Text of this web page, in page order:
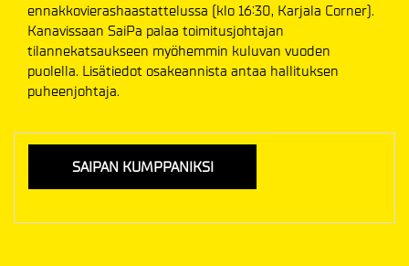
ennakkovierashaastattelussa (klo 16:30, Karjala Corner).
Kanavissaan SaiPa palaa toimitusjohtajan
tilannekatsaukseen myöhemmin kuluvan vuoden
puolella. Lisätiedot osakeannista antaa hallituksen
puheenjohtaja.
SAIPAN KUMPPANIKSI